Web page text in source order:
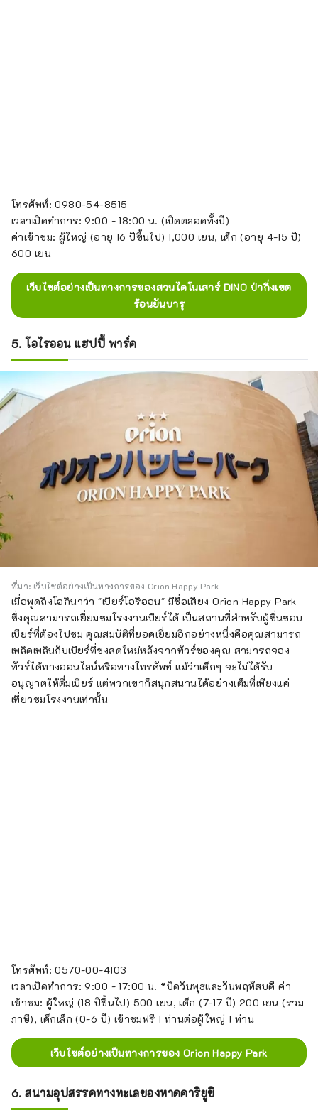
โทรศัพท์: 0980-54-8515
เวลาเปิดทำการ: 9:00 - 18:00 น. (เปิดตลอดทั้งปี)
ค่าเข้าชม: ผู้ใหญ่ (อายุ 16 ปีขึ้นไป) 1,000 เยน, เด็ก (อายุ 4-15 ปี)
600 เยน
เว็บไซต์อย่างเป็นทางการของสวนไดโนเสาร์ DINO ป่ากึ่งเขต
ร้อนยันบารุ
5. โอไรออน แฮปปี้ พาร์ค
ที่มา: เว็บไซต์อย่างเป็นทางการของ Orion Happy Park
เมื่อพูดถึงโอกินาว่า "เบียร์โอริออน" มีชื่อเสียง Orion Happy Park
ซึ่งคุณสามารถเยี่ยมชมโรงงานเบียร์ได้ เป็นสถานที่สำหรับผู้ชื่นชอบ
เบียร์ที่ต้องไปชม คุณสมบัติที่ยอดเยี่ยมอีกอย่างหนึ่งคือคุณสามารถ
เพลิดเพลินกับเบียร์ที่ชงสดใหม่หลังจากทัวร์ของคุณ สามารถจอง
ทัวร์ได้ทางออนไลน์หรือทางโทรศัพท์ แม้ว่าเด็กๆ จะไม่ได้รับ
อนุญาตให้ดื่มเบียร์ แต่พวกเขาก็สนุกสนานได้อย่างเต็มที่เพียงแค่
เที่ยวชมโรงงานเท่านั้น
โทรศัพท์: 0570-00-4103
เวลาเปิดทำการ: 9:00 - 17:00 น. *ปิดวันพุธและวันพฤหัสบดี ค่า
เข้าชม: ผู้ใหญ่ (18 ปีขึ้นไป) 500 เยน, เด็ก (7-17 ปี) 200 เยน (รวม
ภาษี), เด็กเล็ก (0-6 ปี) เข้าชมฟรี 1 ท่านต่อผู้ใหญ่ 1 ท่าน
เว็บไซต์อย่างเป็นทางการของ Orion Happy Park
6. สนามอุปสรรคทางทะเลของหาดคาริยูชิ